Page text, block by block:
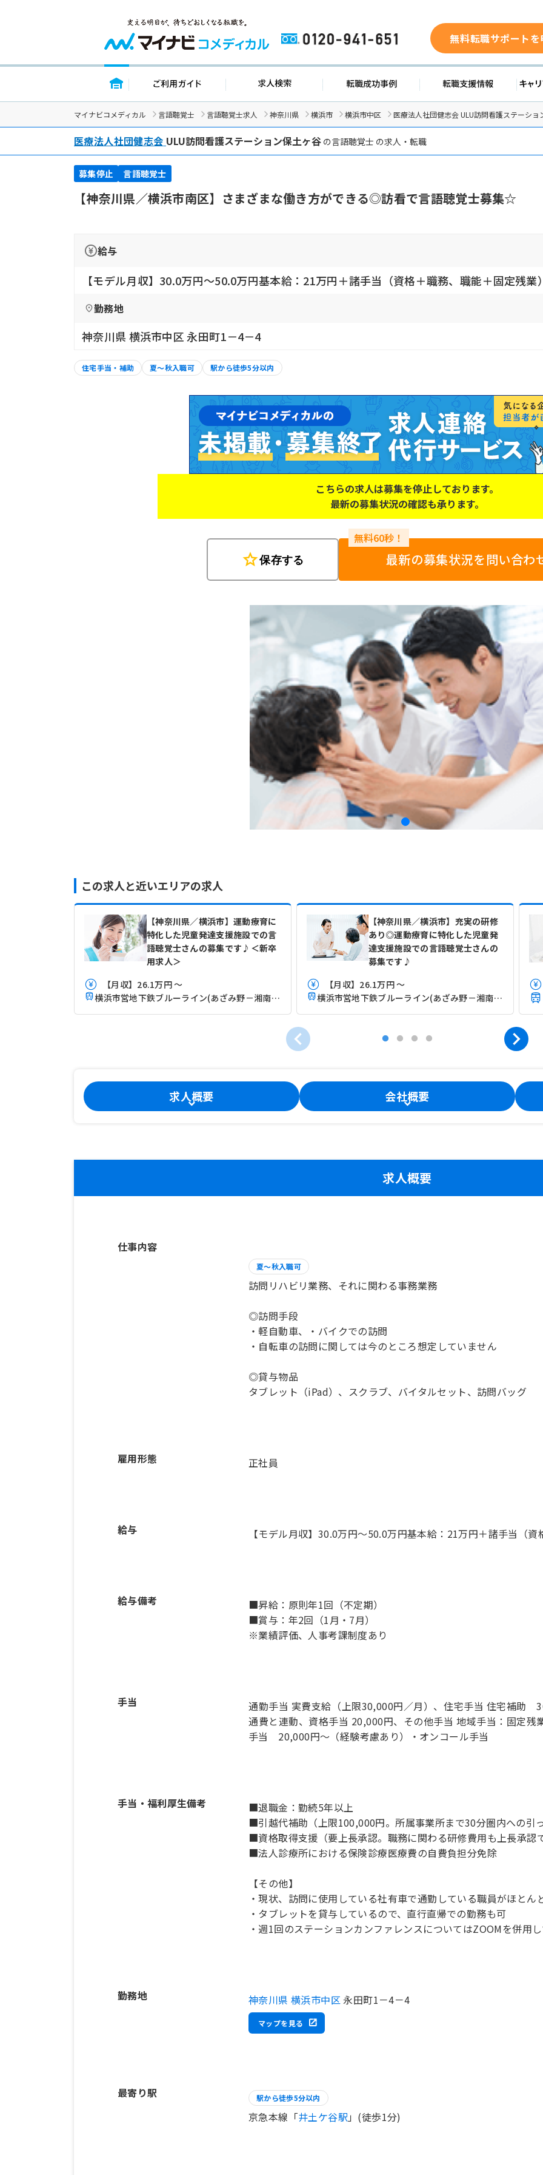
0120-941-651 無料転職サポート
トップページ ご利用ガイド 求人検索 転職成功事例 転職支
マイナビコメディカル 言語聴覚士 言語聴覚士求人 神奈川県 横浜市 横浜市中区 医療法人社団健志会 ULU訪問看護ステーシ
医療法人社団健志会 ULU訪問看護ステーション保土ヶ谷 の言語聴覚士 の求人・転職
募集停止 言語聴覚士
【神奈川県／横浜市南区】さまざまな働き方ができる◎訪看で言語聴覚士募集☆
給与
【モデル月収】30.0万円〜50.0万円基本給：21万円＋諸手当（資格＋職務、職能＋固定残業
勤務地
神奈川県 横浜市中区 永田町1－4－4
住宅手当・補助 夏～秋入職可 駅から徒歩5分以内
こちらの求人は募集を停止しております。
最新の募集状況の確認も承ります。
star保存する 最新の募集状況を問い合わ
この求人と近いエリアの求人
【神奈川県／横浜市】運動療育に
特化した児童発達支援施設での言
語聴覚士さんの募集です♪＜新卒
用求人＞
【月収】26.1万円 ～
横浜市営地下鉄ブルーライン(あざみ野－湘南台)「伊勢佐木長者町駅」（徒歩2分）
【神奈川県／横浜市】充実の研修
あり◎運動療育に特化した児童発
達支援施設での言語聴覚士さんの
募集です♪
【月収】26.1万円 ～
横浜市営地下鉄ブルーライン(あざみ野－湘南台)「伊勢佐木長者町駅」（徒歩2分）
求人概要 会社概要
求人概要
仕事内容
夏～秋入職可
訪問リハビリ業務、それに関わる事務業務
◎訪問手段
・軽自動車、・バイクでの訪問
・自転車の訪問に関しては今のところ想定していません
◎貸与物品
雇用形態 正社員
給与 【モデル月収】30.0万円〜50.0万円基本給：21万円＋諸手当（
給与備考
■昇給：原則年1回（不定期）
■賞与：年2回（1月・7月）
手当
通勤手当 実費支給（上限30,000円／月）、住宅手当 住宅補助
通費と連動、資格手当 20,000円、その他手当 地域手当：固定
手当 20,000円～（経験考慮あり）・オンコール手当
手当・福利厚生備考
■退職金：勤続5年以上
■引越代補助（上限100,000円。所属事業所まで30分圏内への引
■資格取得支援（要上長承認。職務に関わる研修費用も上長承認
■法人診療所における保険診療医療費の自費負担分免除
【その他】
・現状、訪問に使用している社有車で通勤している職員がほとん
・タブレットを貸与しているので、直行直帰での勤務も可
・週1回のステーションカンファレンスについてはZOOMを併用
勤務地 神奈川県 横浜市中区永田町1－4－4
マップを見る
最寄り駅 駅から徒歩5分以内
京急本線「井土ケ谷駅」(徒歩1分)